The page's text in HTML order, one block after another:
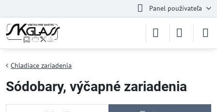
Panel používateľa
Chladiace zariadenia
Sódobary, výčapné zariadenia